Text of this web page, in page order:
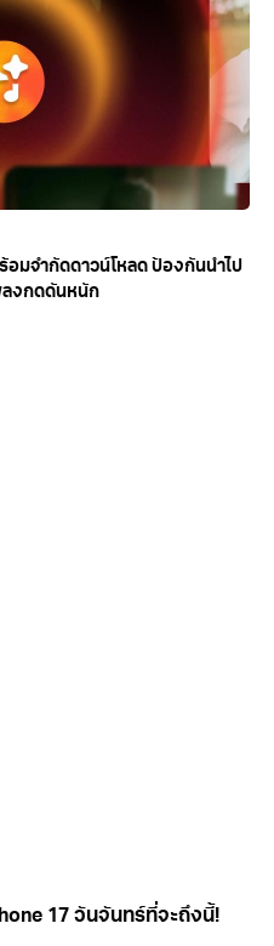
มจำกัดดาวน์โหลด ป้องกันนำไป
ลงกดดันหนัก
17 วันจันทร์ที่จะถึงนี้!